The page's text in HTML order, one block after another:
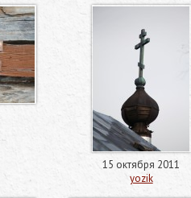
15 октября 2011
yozik